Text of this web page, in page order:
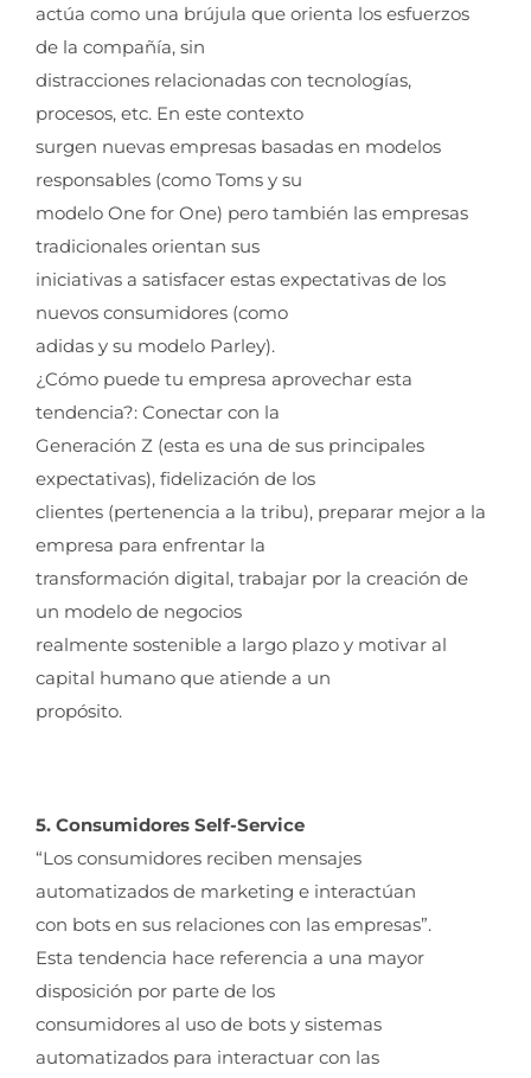
actúa como una brújula que orienta los esfuerzos
de la compañía, sin
distracciones relacionadas con tecnologías,
procesos, etc. En este contexto
surgen nuevas empresas basadas en modelos
responsables (como Toms y su
modelo One for One) pero también las empresas
tradicionales orientan sus
iniciativas a satisfacer estas expectativas de los
nuevos consumidores (como
adidas y su modelo Parley).
¿Cómo puede tu empresa aprovechar esta
tendencia?: Conectar con la
Generación Z (esta es una de sus principales
expectativas), fidelización de los
clientes (pertenencia a la tribu), preparar mejor a la
empresa para enfrentar la
transformación digital, trabajar por la creación de
un modelo de negocios
realmente sostenible a largo plazo y motivar al
capital humano que atiende a un
propósito.
5. Consumidores Self-Service
“Los consumidores reciben mensajes
automatizados de marketing e interactúan
con bots en sus relaciones con las empresas”.
Esta tendencia hace referencia a una mayor
disposición por parte de los
consumidores al uso de bots y sistemas
automatizados para interactuar con las